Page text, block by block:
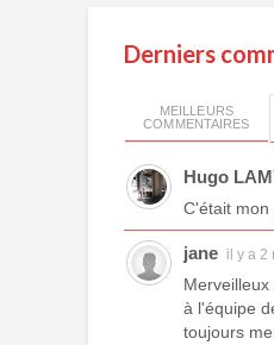
Derniers
MEILLEURS
COMMENTAIRES
Hugo
C'était mon
jane il y a 2
à l'équipe
toujours